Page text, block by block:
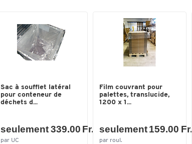
Dimensions
Largeur (mm) 850
Sac à soufflet latéral
pour conteneur de
déchets d...
seulement 339.00 Fr.
par UC
Film couvrant pour
palettes, translucide,
1200 x 1...
seulement 159.00 Fr.
par roul.